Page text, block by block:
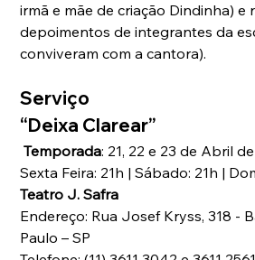
irmã e mãe de criação Dindinha) e
depoimentos de integrantes da
conviveram com a cantora).
Serviço
“Deixa Clarear”
Temporada: 21, 22 e 23 de Abril
Sexta Feira: 21h | Sábado: 21h |
Teatro J. Safra
Endereço: Rua Josef Kryss, 318 -
Paulo – SP